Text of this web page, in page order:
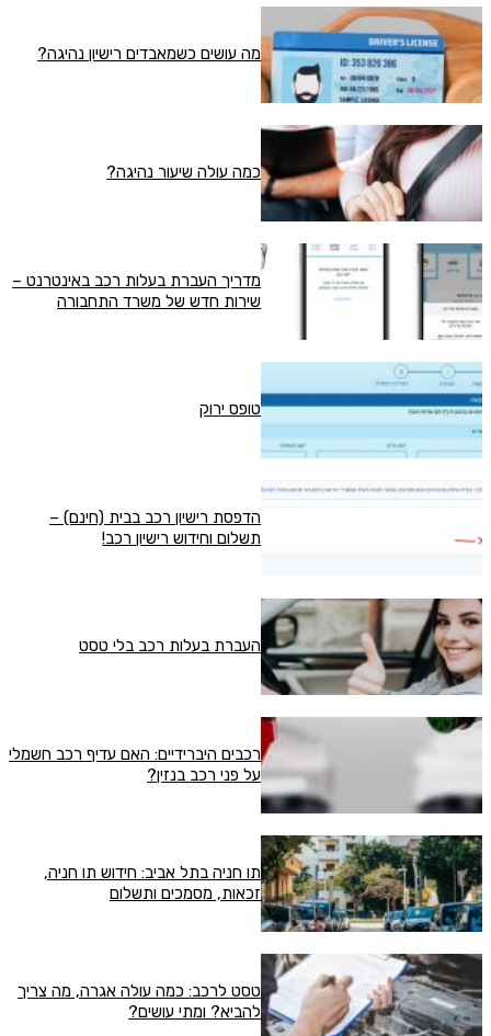
מה עושים כשמאבדים רישיון נהיגה?
כמה עולה שיעור נהיגה?
מדריך העברת בעלות רכב באינטרנט –
שירות חדש של משרד התחבורה
טופס ירוק
הדפסת רישיון רכב בבית (חינם) –
תשלום וחידוש רישיון רכב!
העברת בעלות רכב בלי טסט
רכבים היברידיים: האם עדיף רכב חשמלי
על פני רכב בנזין?
תו חניה בתל אביב: חידוש תו חניה,
זכאות, מסמכים ותשלום
טסט לרכב: כמה עולה אגרה, מה צריך
להביא? ומתי עושים?